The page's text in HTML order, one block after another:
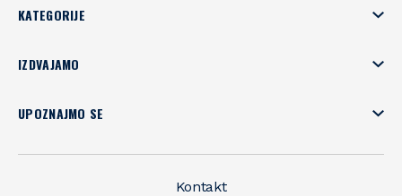
KATEGORIJE
IZDVAJAMO
UPOZNAJMO SE
Kontakt